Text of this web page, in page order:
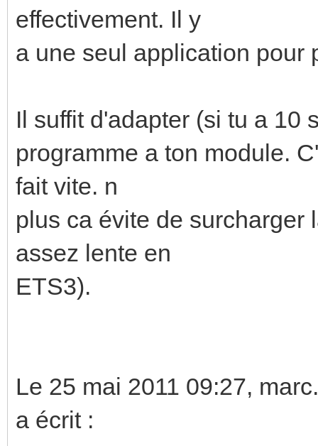
effectivement. Il y
a une seul application pour
Il suffit d'adapter (si tu a 10
programme a ton module.
fait vite. n
plus ca évite de surcharger
assez lente en
ETS3).
Le 25 mai 2011 09:27,
a écrit :